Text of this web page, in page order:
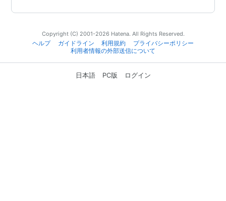
Copyright (C) 2001-2026 Hatena. All Rights Reserved.
ヘルプ
ガイドライン 利用規約
プライバシーポリシー
利用者情報の外部送信について
日本語 PC版 ログイン